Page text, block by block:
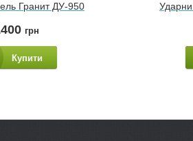
Гранит ДУ-950
грн
Купити